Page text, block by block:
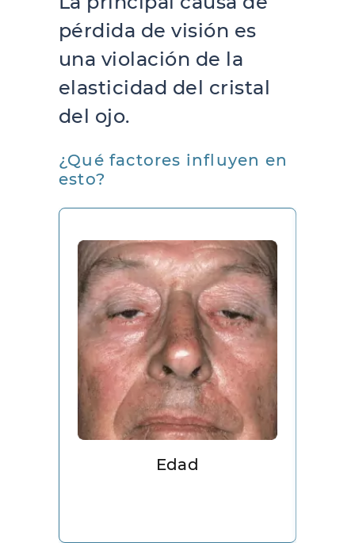
pérdida de visión es
una violación de la
elasticidad del cristal
del ojo.
¿Qué factores influyen en
esto?
Edad